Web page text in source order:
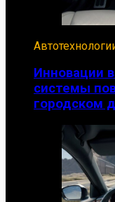
Инновации
системы
городском